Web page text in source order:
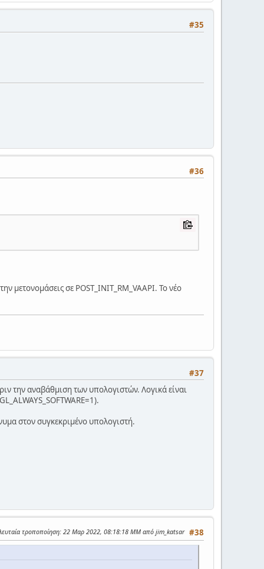
#35
#36
μετονομάσεις σε POST_INIT_RM_VAAPI. Το νέο
#37
την αναβάθμιση των υπολογιστών. Λογικά είναι
στον συγκεκριμένο υπολογιστή.
#38
τροποποίηση: 22 Μαρ 2022, 08:18:18 ΜΜ από jim_katsar